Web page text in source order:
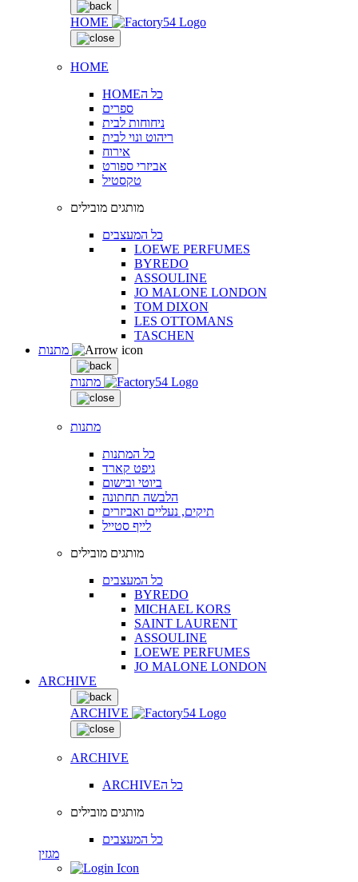
HOME
HOME
HOMEכל ה
ספרים
ניחוחות לבית
ריהוט ונוי לבית
אירוח
אביזרי ספורט
טקסטיל
מותגים מובילים
כל המעצבים
LOEWE PERFUMES
BYREDO
ASSOULINE
JO MALONE LONDON
TOM DIXON
LES OTTOMANS
TASCHEN
מתנות
מתנות
כל המתנות
גיפט קארד
ביוטי ובישום
הלבשה תחתונה
תיקים, נעליים ואביזרים
לייף סטייל
מותגים מובילים
כל המעצבים
BYREDO
MICHAEL KORS
SAINT LAURENT
ASSOULINE
LOEWE PERFUMES
JO MALONE LONDON
ARCHIVE
ARCHIVE
ARCHIVE
ARCHIVEכל ה
מותגים מובילים
כל המעצבים
מגזין